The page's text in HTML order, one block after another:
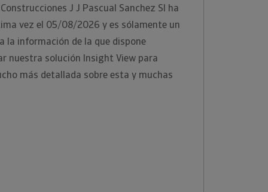
J J Pascual Sanchez Sl ha
vez el 05/08/2026 y es sólamente un
la información de la que dispone
nuestra solución Insight View para
más detallada sobre esta y muchas